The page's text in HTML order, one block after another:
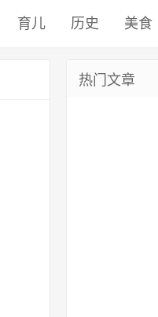
育儿 历史 美食
热门文章